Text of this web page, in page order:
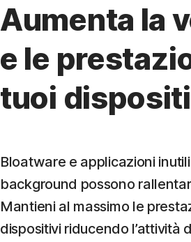
Aumenta la
e le
tuoi
Bloatware e applicazioni
background possono
Mantieni al massimo le
dispositivi riducendo l’attività